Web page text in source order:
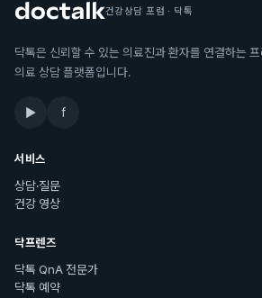
건강상담 포럼 · 닥톡
닥톡은 신뢰할 수 있는 의료진과 환자를 연결하는
의료 상담 플랫폼입니다.
▶ f
서비스
상담·질문
건강 영상
닥프렌즈
닥톡 QnA 전문가
닥톡 예약